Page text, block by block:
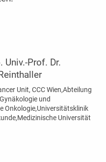
Univ.-Prof. Dr.
Unit, CCC Wien,Abteilung
und
Onkologie,Universitätsklinik
Universität